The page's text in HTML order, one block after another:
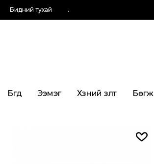
Бидний тухай .
Бүгд Ээмэг Хүзүүний зүүлт Бөгж